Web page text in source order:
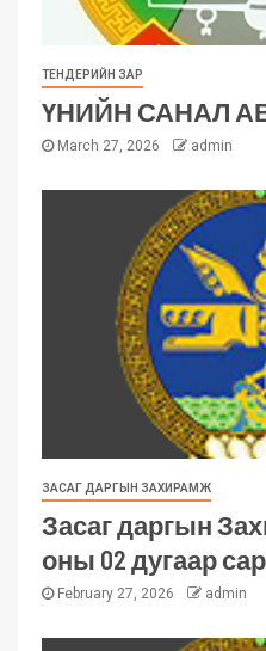
ТЕНДЕРИЙН ЗАР
ҮНИЙН САНАЛ
March 27, 2026 admin
ЗАСАГ ДАРГЫН ЗАХИРАМЖ
Засаг даргын
оны 02 дугаар сар
February 27, 2026 admin